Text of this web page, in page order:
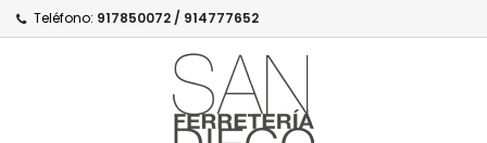
Teléfono: 917850072 / 914777652